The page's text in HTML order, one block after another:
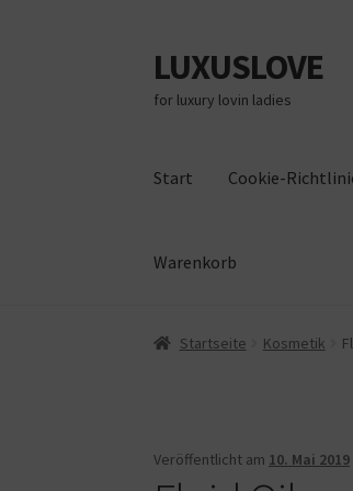
Zur
Navigation
springen
Zum
Inhalt
springen
LUXUSLOVE
for luxury lovin ladies
Start Cookie-
Warenkorb
Start Cookie-Richtlinie (EU)
Startseite Kosmetik
Veröffentlicht am 10. Mai 2019